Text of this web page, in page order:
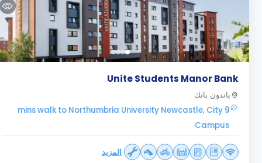
Unite Students Manor Bank
باندون بانك
9 mins walk to Northumbria University Newcastle, City
Campus
المزيد